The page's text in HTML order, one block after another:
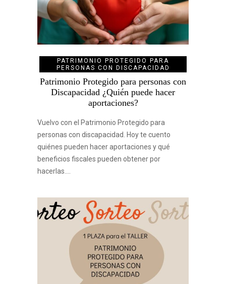
PATRIMONIO PROTEGIDO PARA
PERSONAS CON DISCAPACIDAD
Patrimonio Protegido para personas con
Discapacidad ¿Quién puede hacer
aportaciones?
Vuelvo con el Patrimonio Protegido para
personas con discapacidad. Hoy te cuento
quiénes pueden hacer aportaciones y qué
beneficios fiscales pueden obtener por
hacerlas.…